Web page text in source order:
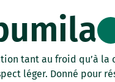
tant au froid qu’à la
léger. Donné pour